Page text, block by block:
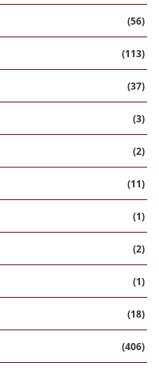
(56)
(113)
(37)
(3)
(2)
(11)
(1)
(2)
(1)
(18)
(406)